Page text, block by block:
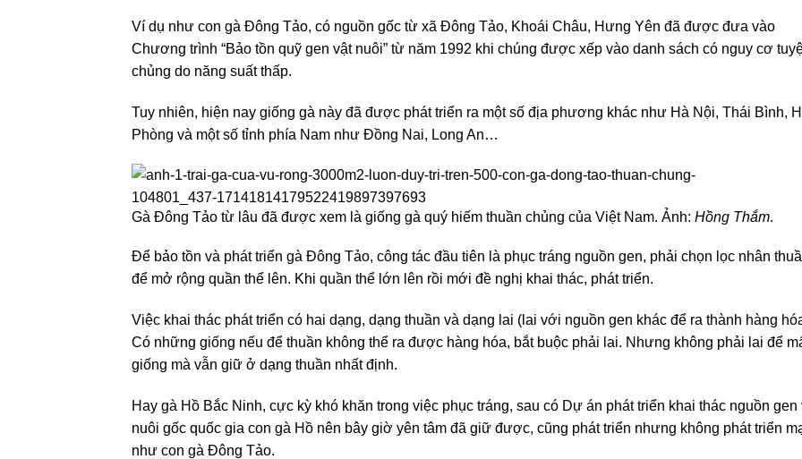
Ví dụ như con gà Đông Tảo, có nguồn gốc từ xã Đông Tảo, Khoái Châu, Hưng Yên đã được đưa vào
Chương trình “Bảo tồn quỹ gen vật nuôi” từ năm 1992 khi chúng được xếp vào danh sách có nguy cơ
chủng do năng suất thấp.
Tuy nhiên, hiện nay giống gà này đã được phát triển ra một số địa phương khác như Hà Nội, Thái Bình,
Phòng và một số tỉnh phía Nam như Đồng Nai, Long An…
Gà Đông Tảo từ lâu đã được xem là giống gà quý hiếm thuần chủng của Việt Nam. Ảnh: Hồng Thắm.
Để bảo tồn và phát triển gà Đông Tảo, công tác đầu tiên là phục tráng nguồn gen, phải chọn lọc nhân
để mở rộng quần thể lên. Khi quần thể lớn lên rồi mới đề nghị khai thác, phát triển.
Việc khai thác phát triển có hai dạng, dạng thuần và dạng lai (lai với nguồn gen khác để ra thành hàng
Có những giống nếu để thuần không thể ra được hàng hóa, bắt buộc phải lai. Nhưng không phải lai để
giống mà vẫn giữ ở dạng thuần nhất định.
Hay gà Hồ Bắc Ninh, cực kỳ khó khăn trong việc phục tráng, sau có Dự án phát triển khai thác nguồn gen
nuôi gốc quốc gia con gà Hồ nên bây giờ yên tâm đã giữ được, cũng phát triển nhưng không phát triển
như con gà Đông Tảo.